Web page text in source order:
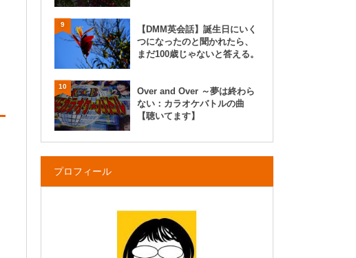
9
【DMM英会話】誕生日にいく
つになったのと聞かれたら、
まだ100歳じゃないと答える。
10
Over and Over ～夢は終わら
ない：カラオケバトルの曲
【聴いてます】
プロフィール